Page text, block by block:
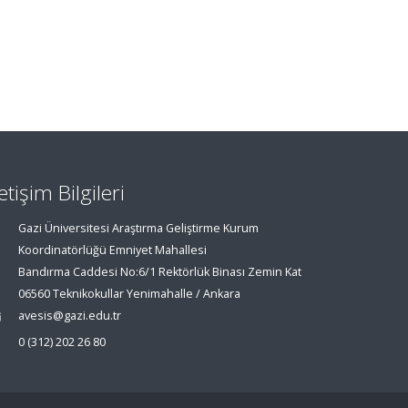
Bilgileri
Gazi Üniversitesi Araştırma Geliştirme Kurum
Koordinatörlüğü Emniyet Mahallesi
Bandırma Caddesi No:6/1 Rektörlük Binası Zemin Kat
06560 Teknikokullar Yenimahalle / Ankara
avesis@gazi.edu.tr
0 (312) 202 26 80